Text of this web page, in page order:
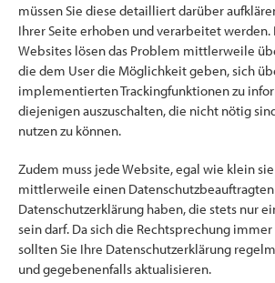
müssen Sie diese detailliert darüber
Ihrer Seite erhoben und verarbeitet
Websites lösen das Problem mittlerweile
die dem User die Möglichkeit geben, sich
implementierten Trackingfunktionen zu
diejenigen auszuschalten, die nicht nötig
nutzen zu können.
Zudem muss jede Website, egal wie klein
mittlerweile einen
Datenschutzerklärung haben, die stets nur
sein darf. Da sich die Rechtsprechung
sollten Sie Ihre Datenschutzerklärung
und gegebenenfalls aktualisieren.